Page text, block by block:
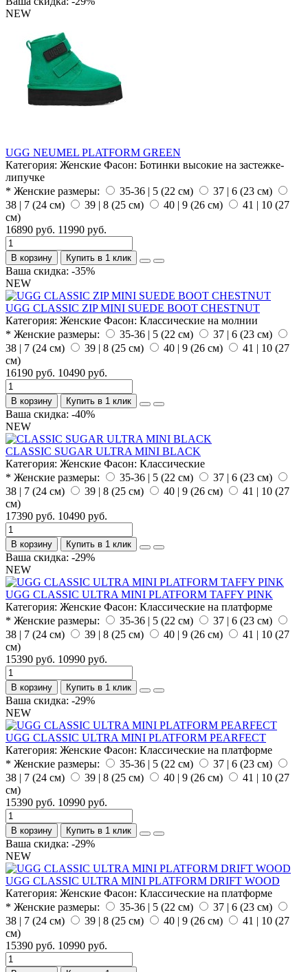
NEW
UGG NEUMEL PLATFORM GREEN
Категория: Женские Фасон: Ботинки высокие на застежке-
липучке
* Женские размеры:
35-36 | 5 (22 см)
37 | 6 (23 см)
38 | 7 (24 см)
39 | 8 (25 см) 40 | 9 (26 см)
41 | 10 (27
см)
16890 руб. 11990 руб.
В корзину Купить в 1 клик
Ваша скидка: -35%
NEW
UGG CLASSIC ZIP MINI SUEDE BOOT CHESTNUT
Категория: Женские Фасон: Классические на молнии
* Женские размеры:
35-36 | 5 (22 см)
37 | 6 (23 см)
38 | 7 (24 см)
39 | 8 (25 см) 40 | 9 (26 см)
41 | 10 (27
см)
16190 руб. 10490 руб.
В корзину Купить в 1 клик
Ваша скидка: -40%
NEW
CLASSIC SUGAR ULTRA MINI BLACK
Категория: Женские Фасон: Классические
* Женские размеры:
35-36 | 5 (22 см)
37 | 6 (23 см)
38 | 7 (24 см)
39 | 8 (25 см) 40 | 9 (26 см)
41 | 10 (27
см)
17390 руб. 10490 руб.
В корзину Купить в 1 клик
Ваша скидка: -29%
NEW
UGG CLASSIC ULTRA MINI PLATFORM TAFFY PINK
Категория: Женские Фасон: Классические на платформе
* Женские размеры:
35-36 | 5 (22 см)
37 | 6 (23 см)
38 | 7 (24 см)
39 | 8 (25 см) 40 | 9 (26 см)
41 | 10 (27
см)
15390 руб. 10990 руб.
В корзину Купить в 1 клик
Ваша скидка: -29%
NEW
UGG CLASSIC ULTRA MINI PLATFORM PEARFECT
Категория: Женские Фасон: Классические на платформе
* Женские размеры:
35-36 | 5 (22 см)
37 | 6 (23 см)
38 | 7 (24 см)
39 | 8 (25 см) 40 | 9 (26 см)
41 | 10 (27
см)
15390 руб. 10990 руб.
В корзину Купить в 1 клик
Ваша скидка: -29%
NEW
UGG CLASSIC ULTRA MINI PLATFORM DRIFT WOOD
Категория: Женские Фасон: Классические на платформе
* Женские размеры:
35-36 | 5 (22 см)
37 | 6 (23 см)
38 | 7 (24 см)
39 | 8 (25 см) 40 | 9 (26 см)
41 | 10 (27
см)
15390 руб. 10990 руб.